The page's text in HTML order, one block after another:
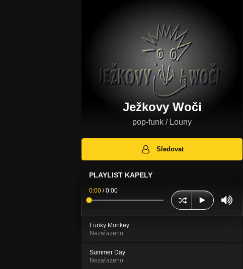
Ježkovy Woči
pop-funk / Louny
Sledovat
PLAYLIST KAPELY
0:00 /0:00
Funky Monkey
Nezařazeno
Summer Day
Nezařazeno